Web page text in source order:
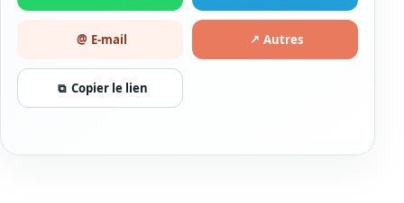
@ E-mail ↗ Autres
⧉ Copier le lien